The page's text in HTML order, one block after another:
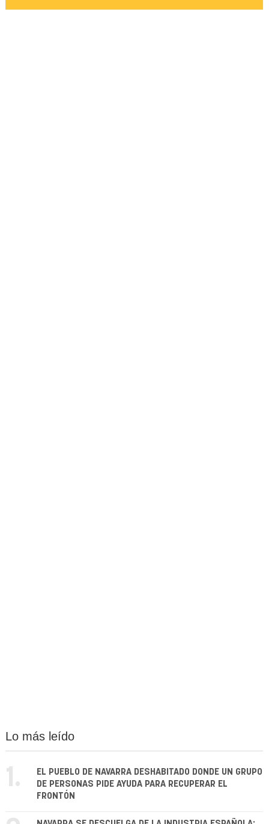
Lo más leído
1.
EL PUEBLO DE NAVARRA DESHABITADO DONDE UN GRUPO
DE PERSONAS PIDE AYUDA PARA RECUPERAR EL
FRONTÓN